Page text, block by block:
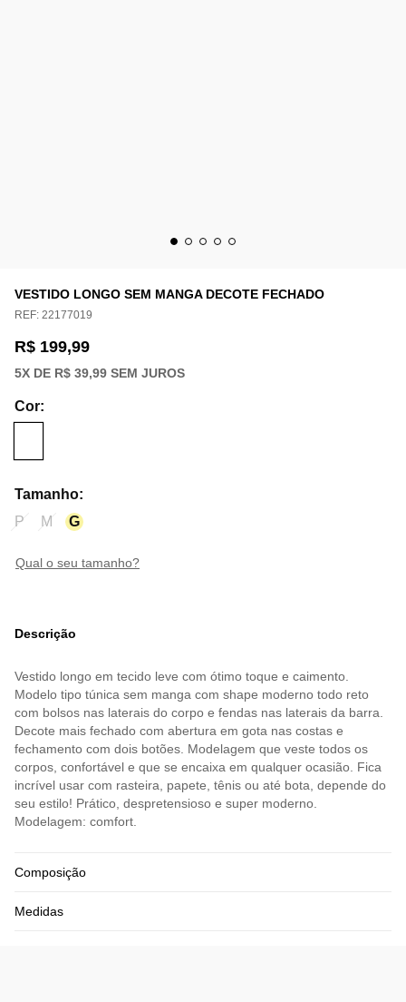
VESTIDO LONGO SEM MANGA DECOTE FECHADO
REF: 22177019
R$ 199,99
5X DE R$ 39,99 SEM JUROS
Cor:
Tamanho:
P
M G
qual o seu tamanho?
Descrição
Vestido longo em tecido leve com ótimo toque e caimento.
Modelo tipo túnica sem manga com shape moderno todo reto
com bolsos nas laterais do corpo e fendas nas laterais da barra.
Decote mais fechado com abertura em gota nas costas e
fechamento com dois botões. Modelagem que veste todos os
corpos, confortável e que se encaixa em qualquer ocasião. Fica
incrível usar com rasteira, papete, tênis ou até bota, depende do
seu estilo! Prático, despretensioso e super moderno.
Modelagem: comfort.
Composição
Medidas